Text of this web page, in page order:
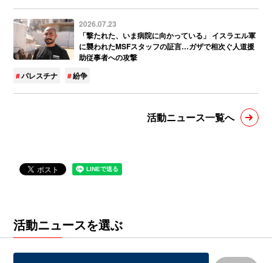
2026.07.23
「撃たれた、いま病院に向かっている」 イスラエル軍
に襲われたMSFスタッフの証言…ガザで相次ぐ人道援
助従事者への攻撃
パレスチナ
紛争
活動ニュース一覧へ
活動ニュースを選ぶ